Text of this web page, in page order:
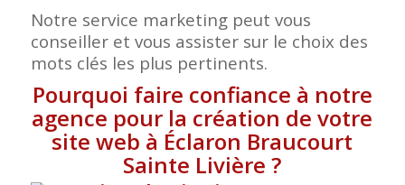
Notre service marketing peut vous
conseiller et vous assister sur le choix des
mots clés les plus pertinents.
Pourquoi faire confiance à notre
agence pour la création de votre
site web à Éclaron Braucourt
Sainte Livière ?